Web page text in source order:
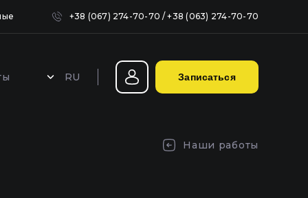
+38 (067) 274-70-70 / +38 (063) 274-70-70
RU Записаться
Наши работы